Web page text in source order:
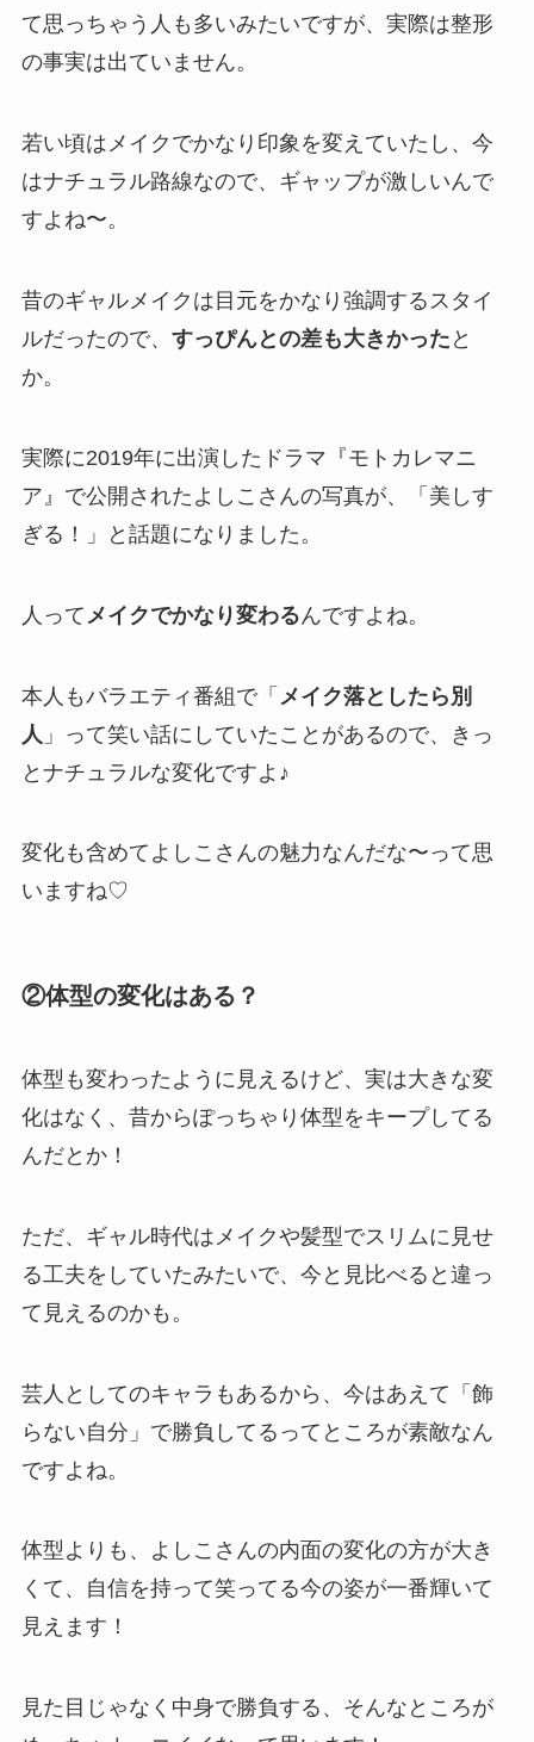
て思っちゃう人も多いみたいですが、実際は整形
の事実は出ていません。
若い頃はメイクでかなり印象を変えていたし、今
はナチュラル路線なので、ギャップが激しいんで
すよね〜。
昔のギャルメイクは目元をかなり強調するスタイ
ルだったので、 すっぴんとの差も大きかった と
か。
実際に2019年に出演したドラマ『モトカレマニ
ア』で公開されたよしこさんの写真が、「美しす
ぎる！」と話題になりました。
人って メイクでかなり変わるんですよね。
本人もバラエティ番組で「 メイク落としたら別
人 」って笑い話にしていたことがあるので、きっ
とナチュラルな変化ですよ♪
変化も含めてよしこさんの魅力なんだな〜って思
いますね♡
②体型の変化はある？
体型も変わったように見えるけど、実は大きな変
化はなく、昔からぽっちゃり体型をキープしてる
んだとか！
ただ、ギャル時代はメイクや髪型でスリムに見せ
る工夫をしていたみたいで、今と見比べると違っ
て見えるのかも。
芸人としてのキャラもあるから、今はあえて「飾
らない自分」で勝負してるってところが素敵なん
ですよね。
体型よりも、よしこさんの内面の変化の方が大き
くて、自信を持って笑ってる今の姿が一番輝いて
見えます！
見た目じゃなく中身で勝負する、そんなところが